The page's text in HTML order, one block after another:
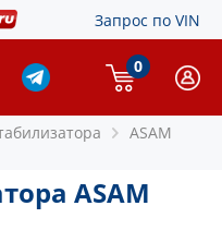
Запрос по VIN
0
ASAM
ASAM